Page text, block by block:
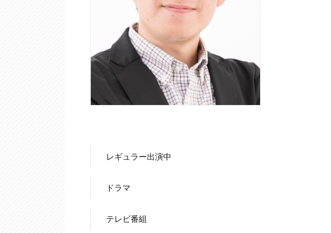
レギュラー出演中
ドラマ
テレビ番組